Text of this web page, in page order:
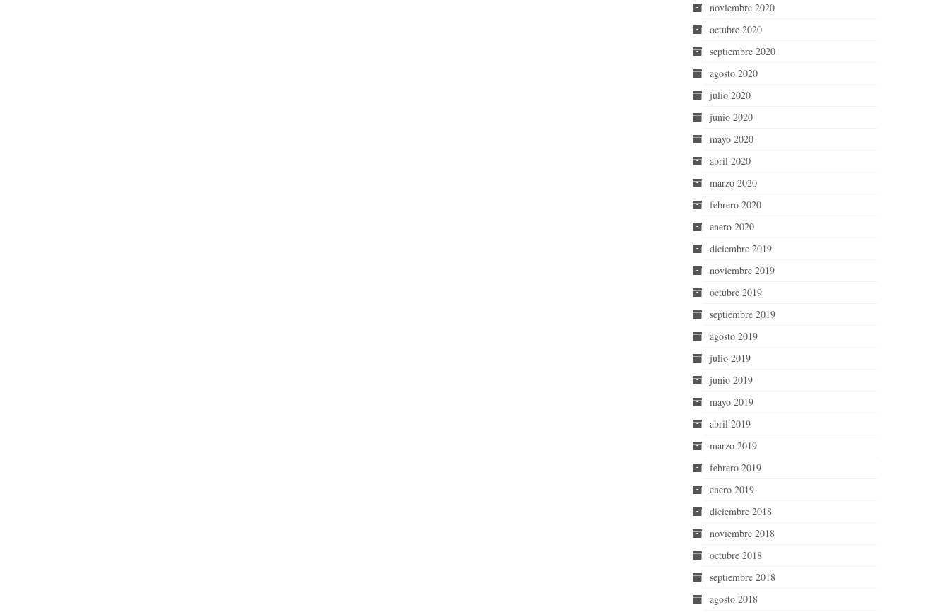
noviembre 2020
octubre 2020
septiembre 2020
agosto 2020
julio 2020
junio 2020
mayo 2020
abril 2020
marzo 2020
febrero 2020
enero 2020
diciembre 2019
noviembre 2019
octubre 2019
septiembre 2019
agosto 2019
julio 2019
junio 2019
mayo 2019
abril 2019
marzo 2019
febrero 2019
enero 2019
diciembre 2018
noviembre 2018
octubre 2018
septiembre 2018
agosto 2018